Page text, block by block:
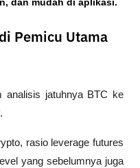
dan mudah di aplikasi.
Pemicu Utama
analisis jatuhnya BTC ke
, rasio leverage futures
yang sebelumnya juga